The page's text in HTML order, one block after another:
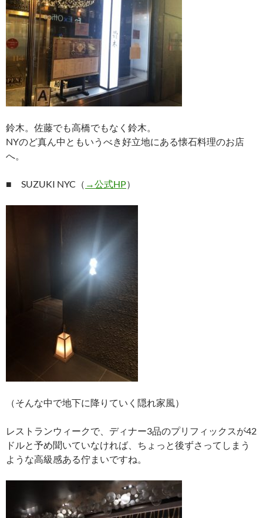
鈴木。佐藤でも高橋でもなく鈴木。
NYのど真ん中ともいうべき好立地にある懐石料理のお店
へ。
■ SUZUKI NYC（ →公式HP）
（そんな中で地下に降りていく隠れ家風）
レストランウィークで、ディナー3品のプリフィックスが42
ドルと予め聞いていなければ、ちょっと後ずさってしまう
ような高級感ある佇まいですね。